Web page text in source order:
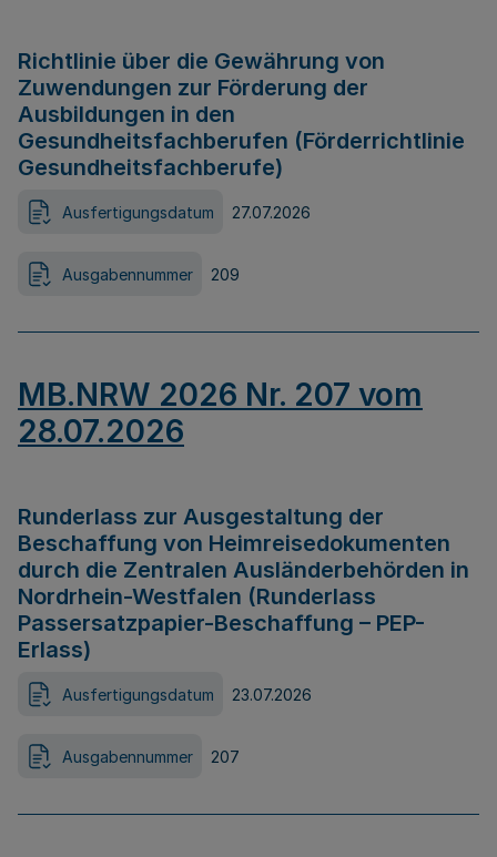
Richtlinie über die Gewährung von
Zuwendungen zur Förderung der
Ausbildungen in den
Gesundheitsfachberufen (Förderrichtlinie
Gesundheitsfachberufe)
Ausfertigungsdatum 27.07.2026
Ausgabennummer 209
MB.NRW 2026 Nr. 207 vom
28.07.2026
Runderlass zur Ausgestaltung der
Beschaffung von Heimreisedokumenten
durch die Zentralen Ausländerbehörden in
Nordrhein-Westfalen (Runderlass
Passersatzpapier-Beschaffung – PEP-
Erlass)
Ausfertigungsdatum 23.07.2026
Ausgabennummer 207